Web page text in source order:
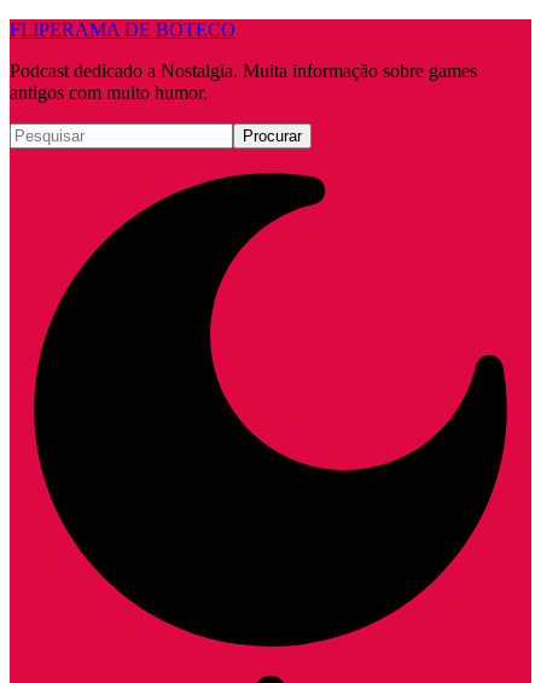
FLIPERAMA DE BOTECO
Podcast dedicado a Nostalgia. Muita informação sobre games
antigos com muito humor.